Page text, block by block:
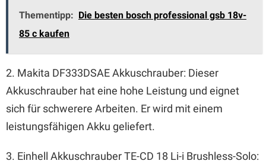
Thementipp: Die besten bosch professional gsb 18v-
85 c kaufen
2. Makita DF333DSAE Akkuschrauber: Dieser
Akkuschrauber hat eine hohe Leistung und eignet
sich für schwerere Arbeiten. Er wird mit einem
leistungsfähigen Akku geliefert.
3. Einhell Akkuschrauber TE-CD 18 Li-i Brushless-Solo: